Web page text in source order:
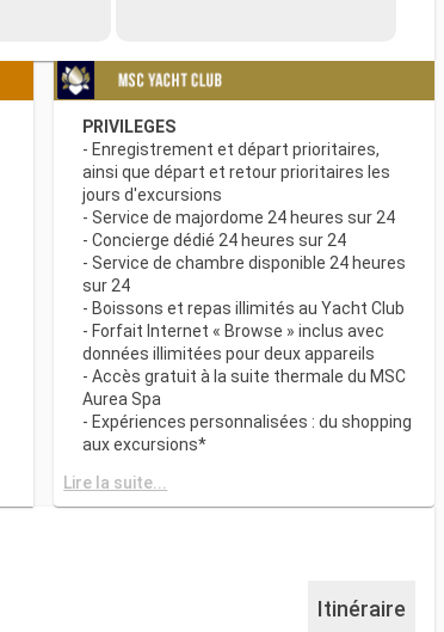
PRIVILEGES
- Enregistrement et départ prioritaires,
ainsi que départ et retour prioritaires les
jours d'excursions
- Service de majordome 24 heures sur 24
- Concierge dédié 24 heures sur 24
- Service de chambre disponible 24 heures
sur 24
- Boissons et repas illimités au Yacht Club
- Forfait Internet « Browse » inclus avec
données illimitées pour deux appareils
- Accès gratuit à la suite thermale du MSC
Aurea Spa
- Expériences personnalisées : du shopping
aux excursions*
suite
- Autres attentions personnelles : service
- L’expérience la plus récompensée pour le
Lire la suite...
Itinéraire